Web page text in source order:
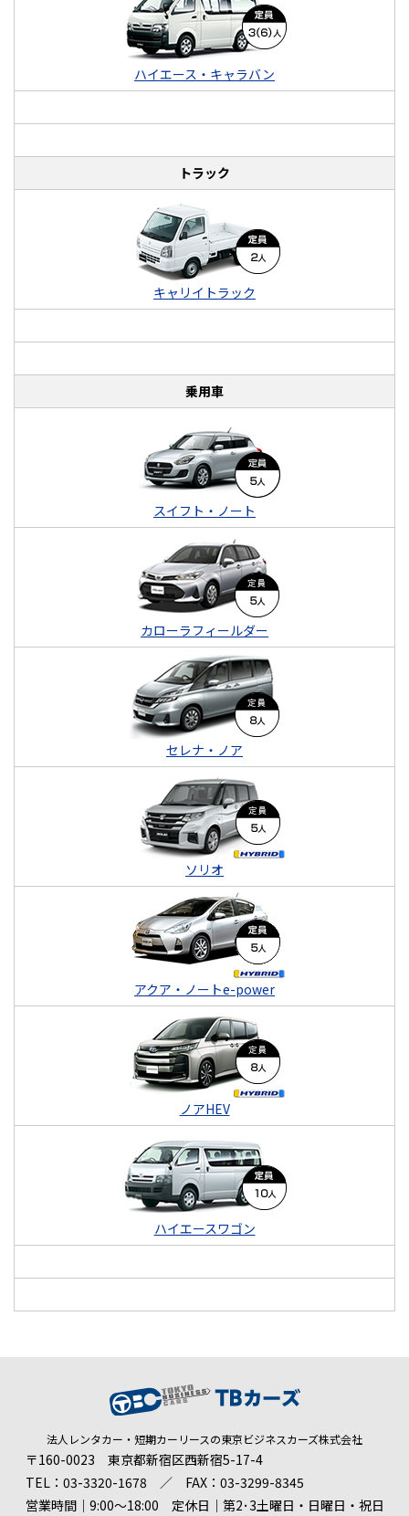
ハイエース・キャラバン
トラック
キャリイトラック
乗用車
スイフト・ノート
カローラフィールダー
セレナ・ノア
ソリオ
アクア・ノートe-power
ノアHEV
ハイエースワゴン
法人レンタカー・短期カーリースの東京ビジネスカーズ株式会社
〒160-0023 東京都新宿区西新宿5-17-4
TEL：03-3320-1678 ／ FAX：03-3299-8345
営業時間｜9:00～18:00 定休日｜第2･3土曜日・日曜日・祝日